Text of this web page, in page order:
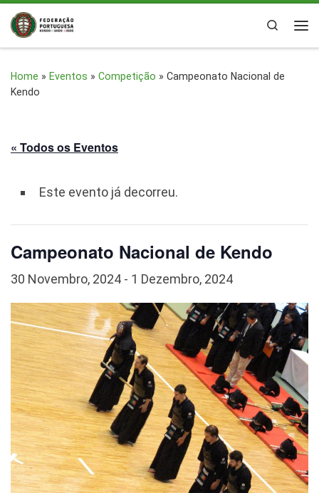
Skip to content
Search
Home » Eventos » Competição » Campeonato Nacional de
Kendo
« Todos os Eventos
Este evento já decorreu.
Campeonato Nacional de Kendo
30 Novembro, 2024 - 1 Dezembro, 2024